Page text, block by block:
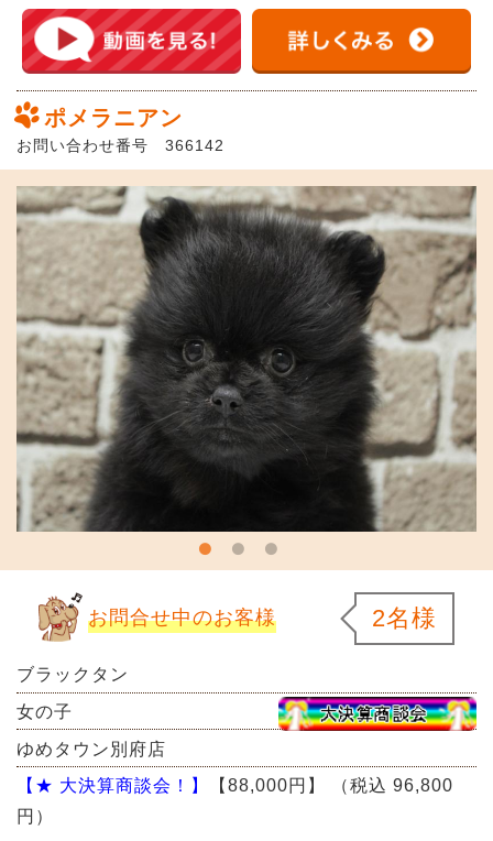
ポメラニアン
お問い合わせ番号 366142
お問合せ中のお客様 2名様
ブラックタン
女の子
ゆめタウン別府店
【★ 大決算商談会！】
【88,000円】
（税込 96,800
円）